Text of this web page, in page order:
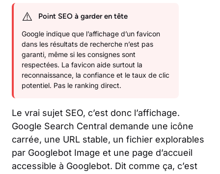
⚠️ Point SEO à garder en tête
Google indique que l’affichage d’un favicon
dans les résultats de recherche n’est pas
garanti, même si les consignes sont
respectées. La favicon aide surtout la
reconnaissance, la confiance et le taux de clic
potentiel. Pas le ranking direct.
Le vrai sujet SEO, c’est donc l’affichage.
Google Search Central demande une icône
carrée, une URL stable, un fichier explorables
par Googlebot Image et une page d’accueil
accessible à Googlebot. Dit comme ça, c’est